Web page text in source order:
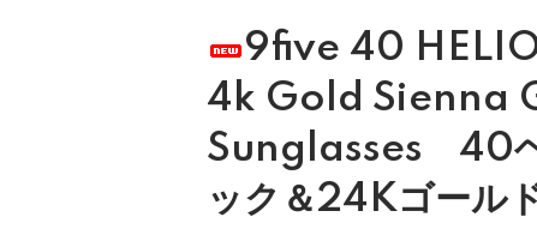
9five 40
4k Gold Sienna
Sunglasses 40
ック＆24Kゴール